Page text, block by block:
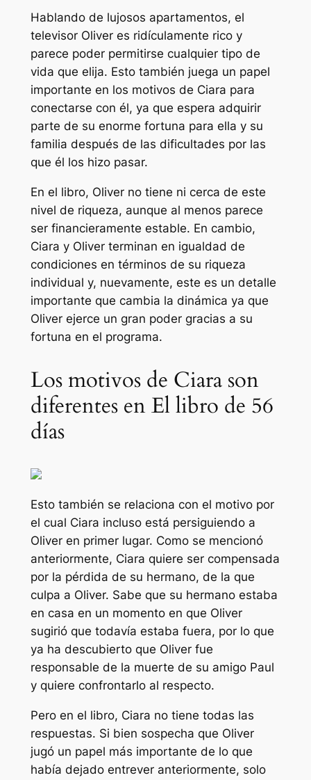
Hablando de lujosos apartamentos, el
televisor Oliver es ridículamente rico y
parece poder permitirse cualquier tipo de
vida que elija. Esto también juega un papel
importante en los motivos de Ciara para
conectarse con él, ya que espera adquirir
parte de su enorme fortuna para ella y su
familia después de las dificultades por las
que él los hizo pasar.
En el libro, Oliver no tiene ni cerca de este
nivel de riqueza, aunque al menos parece
ser financieramente estable. En cambio,
Ciara y Oliver terminan en igualdad de
condiciones en términos de su riqueza
individual y, nuevamente, este es un detalle
importante que cambia la dinámica ya que
Oliver ejerce un gran poder gracias a su
fortuna en el programa.
Los motivos de Ciara son
diferentes en El libro de 56
días
Esto también se relaciona con el motivo por
el cual Ciara incluso está persiguiendo a
Oliver en primer lugar. Como se mencionó
anteriormente, Ciara quiere ser compensada
por la pérdida de su hermano, de la que
culpa a Oliver. Sabe que su hermano estaba
en casa en un momento en que Oliver
sugirió que todavía estaba fuera, por lo que
ya ha descubierto que Oliver fue
responsable de la muerte de su amigo Paul
y quiere confrontarlo al respecto.
Pero en el libro, Ciara no tiene todas las
respuestas. Si bien sospecha que Oliver
jugó un papel más importante de lo que
había dejado entrever anteriormente, solo